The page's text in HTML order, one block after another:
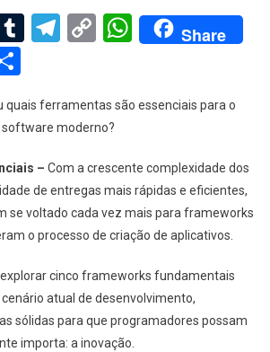
Tumblr
Telegram
CopyWhatsApp
Share
Share
quais ferramentas são essenciais para o
moderno?
– Com a crescente complexidade dos
de entregas mais rápidas e eficientes,
se voltado cada vez mais para frameworks
o processo de criação de aplicativos.
cinco frameworks fundamentais
atual de desenvolvimento,
sólidas para que programadores possam
importa: a inovação.